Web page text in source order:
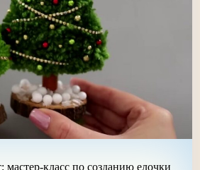
класс по созданию елочки